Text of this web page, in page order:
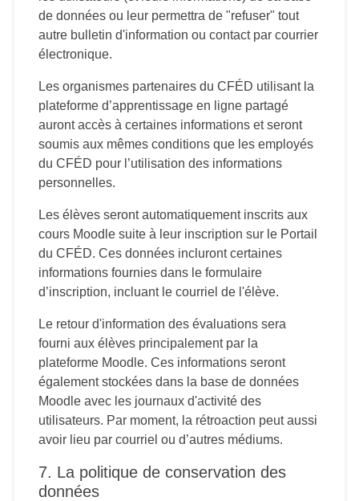
de données ou leur permettra de "refuser" tout
autre bulletin d'information ou contact par courrier
électronique.
Les organismes partenaires du CFÉD utilisant la
plateforme d’apprentissage en ligne partagé
auront accès à certaines informations et seront
soumis aux mêmes conditions que les employés
du CFÉD pour l’utilisation des informations
personnelles.
Les élèves seront automatiquement inscrits aux
cours Moodle suite à leur inscription sur le Portail
du CFÉD. Ces données incluront certaines
informations fournies dans le formulaire
d’inscription, incluant le courriel de l'élève.
Le retour d'information des évaluations sera
fourni aux élèves principalement par la
plateforme Moodle. Ces informations seront
également stockées dans la base de données
Moodle avec les journaux d'activité des
utilisateurs. Par moment, la rétroaction peut aussi
avoir lieu par courriel ou d’autres médiums.
7. La politique de conservation des
données